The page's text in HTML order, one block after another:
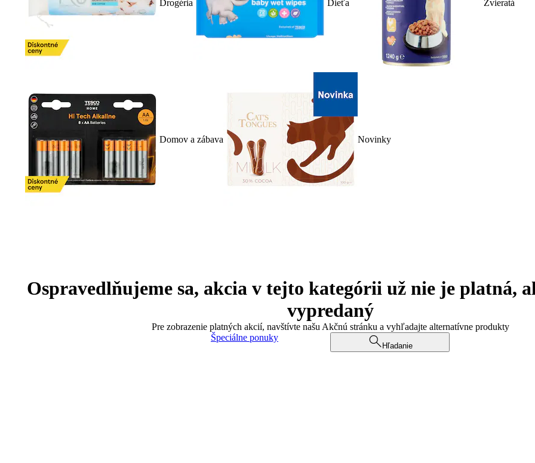
Drogéria Dieťa Zvieratá
Domov a zábava Novinky
Ospravedlňujeme sa, akcia v tejto kategórii už nie je platná,
vypredaný
Pre zobrazenie platných akcií, navštívte našu Akčnú stránku a vyhľadajte alternatívne produkty
Špeciálne ponuky
Hľadanie